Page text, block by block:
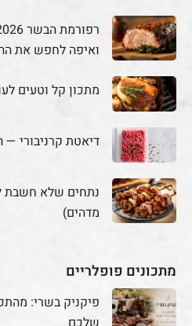
ואיפה לחפש את
מתכון קל וטעים
דיאטת קרניבורי
נתחים שלא חשבת
מדהים)
מתכונים פופלריים
פיקניק בשרי: